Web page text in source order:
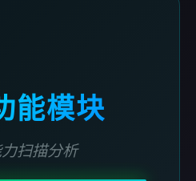
能模块
扫描分析